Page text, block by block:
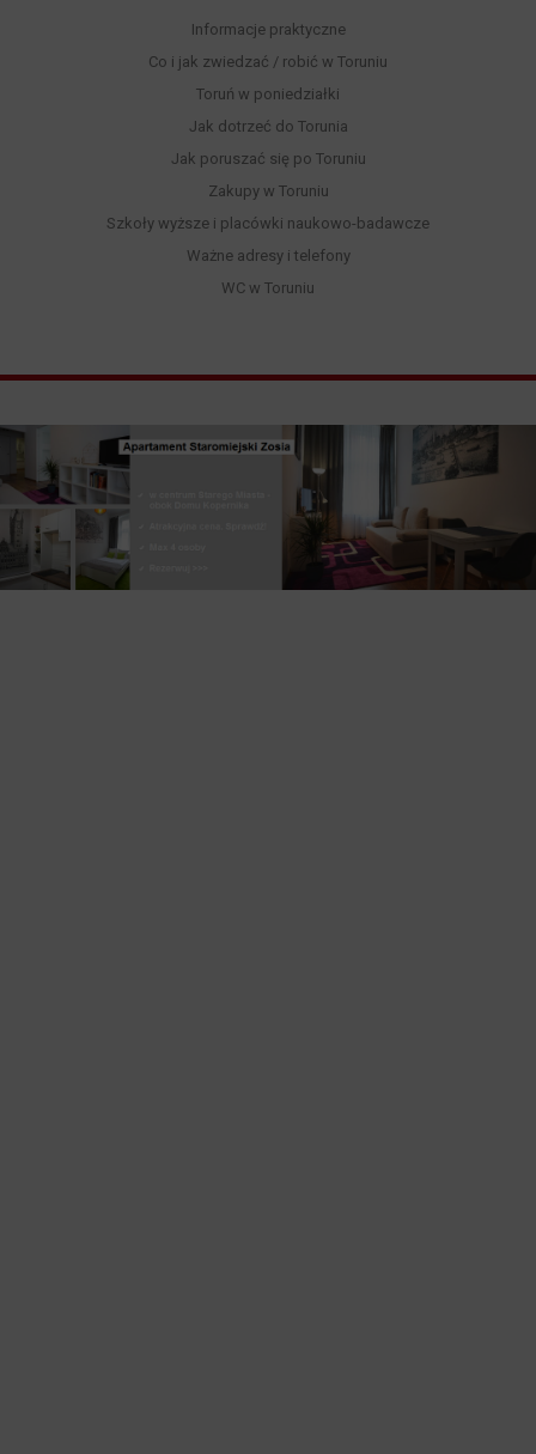
Informacje praktyczne
Co i jak zwiedzać / robić w Toruniu
Toruń w poniedziałki
Jak dotrzeć do Torunia
Jak poruszać się po Toruniu
Zakupy w Toruniu
Szkoły wyższe i placówki naukowo-badawcze
Ważne adresy i telefony
WC w Toruniu